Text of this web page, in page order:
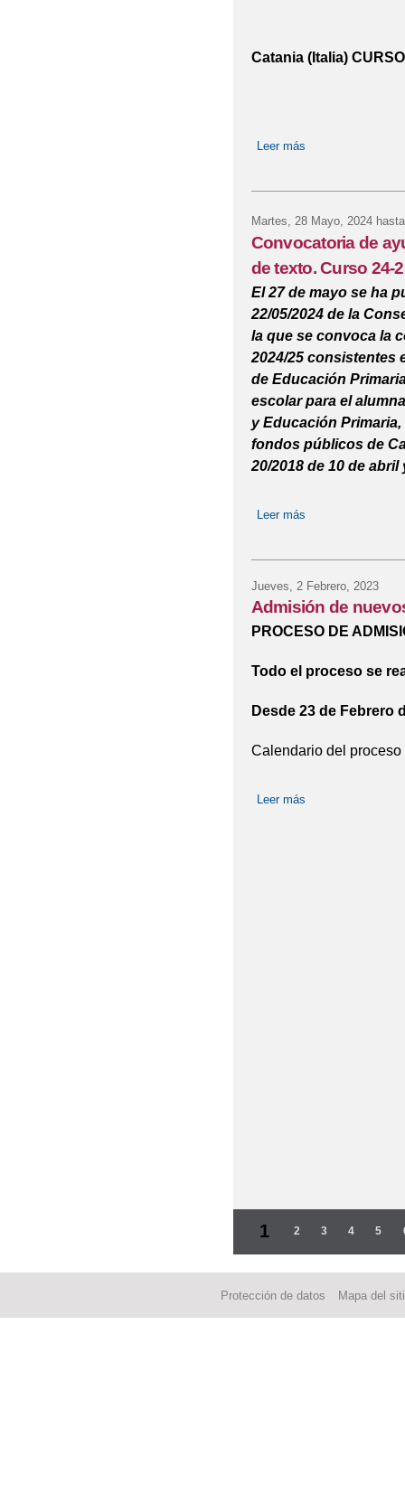
Catania (Italia)
Leer más
Martes, 28 Mayo, 2024
Convocatoria de
de texto. Curso 24-
El 27 de mayo se ha
22/05/2024 de la
la que se convoca la
2024/25 consistentes
de Educación
escolar para el
y Educación
fondos públicos de
20/2018 de 10 de abril
Leer más
Jueves, 2 Febrero, 2023
Admisión de
PROCESO DE
Todo el proceso se
Desde 23 de Febrero
Calendario del
Leer más
Páginas
1 2 3 4 5
Protección de datos Mapa del